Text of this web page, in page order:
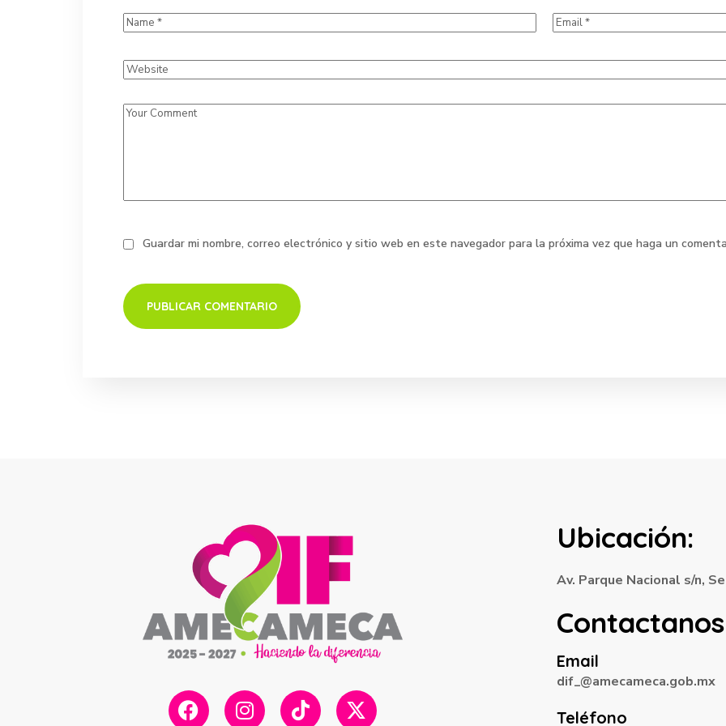
Guardar mi nombre, correo electrónico y sitio web en este navegador para la próxima vez que haga un
Ubicación:
Av. Parque Nacional s/n,
Email
dif_@amecameca.gob.mx
Teléfono